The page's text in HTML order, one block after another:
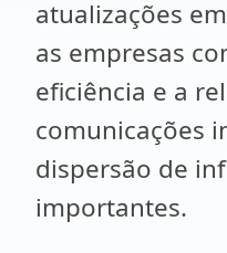
atualizações
as empresas
eficiência e a
comunicações
dispersão de
importantes.